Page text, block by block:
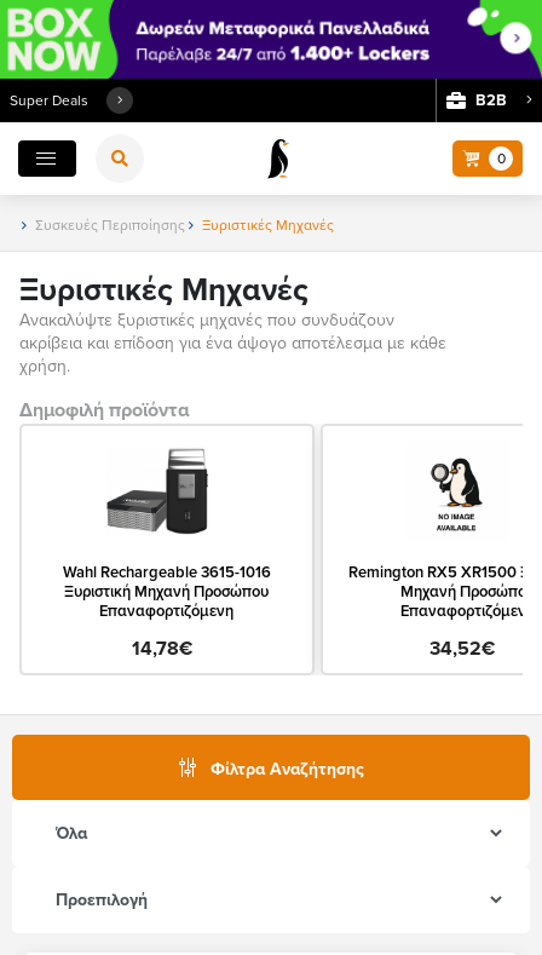
Super Deals Β2Β
0
Συσκευές Περιποίησης Ξυριστικές Μηχανές
Ξυριστικές Μηχανές
Ανακαλύψτε ξυριστικές μηχανές που συνδυάζουν
ακρίβεια και επίδοση για ένα άψογο αποτέλεσμα με κάθε
χρήση.
Δημοφιλή προϊόντα
Wahl Rechargeable 3615-1016
Ξυριστική Μηχανή Προσώπου
Επαναφορτιζόμενη
14,78€
Remington RX5 XR1500
Μηχανή Προσώπου
Επαναφορτιζόμενη
34,52€
Φίλτρα Αναζήτησης